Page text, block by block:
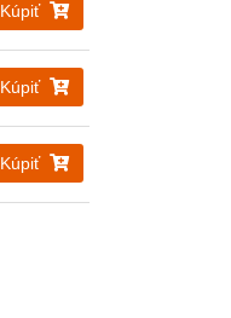
Kúpiť
Kúpiť
Kúpiť